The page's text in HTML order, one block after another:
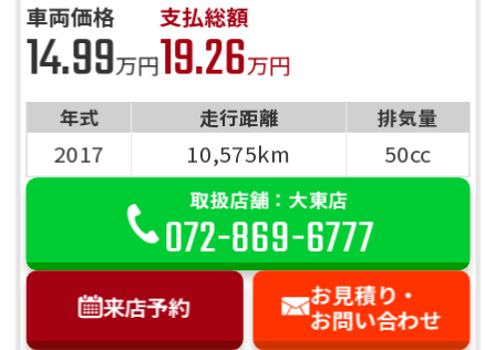
車両価格
14.99万円
支払総額
19.26万円
年式 走行距離 排気量
2017 10,575km 50cc
取扱店舗：大東店
072-869-6777
来店予約
お見積り・
お問い合わせ